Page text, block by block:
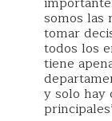
somos las
tomar
todos los
tiene
y solo hay